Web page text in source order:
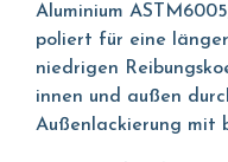
Aluminium
poliert für eine
niedrigen
innen und außen
Außenlackierung mit